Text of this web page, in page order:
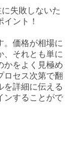
失敗しないた
ント！
。価格が相場に
、それとも単に
かをよく見極め
ロセス次第で翻
を詳細に伝える
ンすることがで